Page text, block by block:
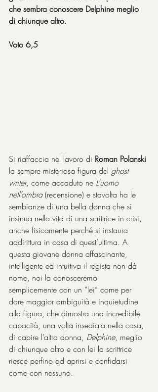
che sembra conoscere Delphine meglio
di chiunque altro.
Voto 6,5
Si riaffaccia nel lavoro di Roman Polanski
la sempre misteriosa figura del ghost
writer, come accaduto ne L’uomo
nell’ombra (recensione) e stavolta ha le
sembianze di una bella donna che si
insinua nella vita di una scrittrice in crisi,
anche fisicamente perché si instaura
addirittura in casa di quest’ultima. A
questa giovane donna affascinante,
intelligente ed intuitiva il regista non dà
nome, noi la conosceremo
semplicemente con un “lei” come per
dare maggior ambiguità e inquietudine
alla figura, che dimostra una incredibile
capacità, una volta insediata nella casa,
di capire l’altra donna, Delphine, meglio
di chiunque altro e con lei la scrittrice
riesce perfino ad aprirsi e confidarsi
come con nessuno.